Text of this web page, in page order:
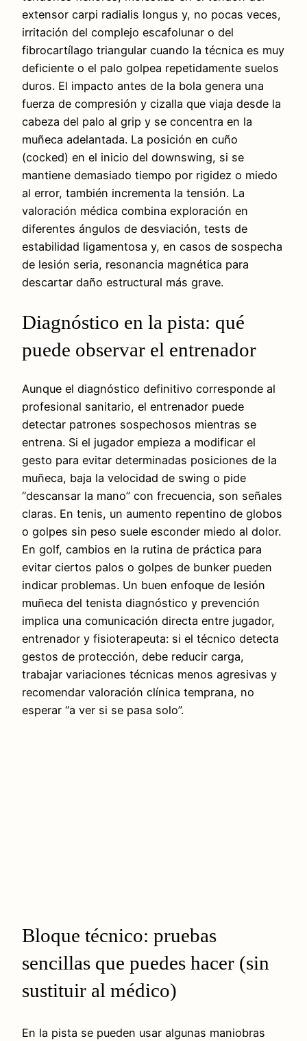
extensor carpi radialis longus y, no pocas veces,
irritación del complejo escafolunar o del
fibrocartílago triangular cuando la técnica es muy
deficiente o el palo golpea repetidamente suelos
duros. El impacto antes de la bola genera una
fuerza de compresión y cizalla que viaja desde la
cabeza del palo al grip y se concentra en la
muñeca adelantada. La posición en cuño
(cocked) en el inicio del downswing, si se
mantiene demasiado tiempo por rigidez o miedo
al error, también incrementa la tensión. La
valoración médica combina exploración en
diferentes ángulos de desviación, tests de
estabilidad ligamentosa y, en casos de sospecha
de lesión seria, resonancia magnética para
descartar daño estructural más grave.
Diagnóstico en la pista: qué
puede observar el entrenador
Aunque el diagnóstico definitivo corresponde al
profesional sanitario, el entrenador puede
detectar patrones sospechosos mientras se
entrena. Si el jugador empieza a modificar el
gesto para evitar determinadas posiciones de la
muñeca, baja la velocidad de swing o pide
“descansar la mano” con frecuencia, son señales
claras. En tenis, un aumento repentino de globos
o golpes sin peso suele esconder miedo al dolor.
En golf, cambios en la rutina de práctica para
evitar ciertos palos o golpes de bunker pueden
indicar problemas. Un buen enfoque de lesión
muñeca del tenista diagnóstico y prevención
implica una comunicación directa entre jugador,
entrenador y fisioterapeuta: si el técnico detecta
gestos de protección, debe reducir carga,
trabajar variaciones técnicas menos agresivas y
recomendar valoración clínica temprana, no
esperar “a ver si se pasa solo”.
Bloque técnico: pruebas
sencillas que puedes hacer (sin
sustituir al médico)
En la pista se pueden usar algunas maniobras